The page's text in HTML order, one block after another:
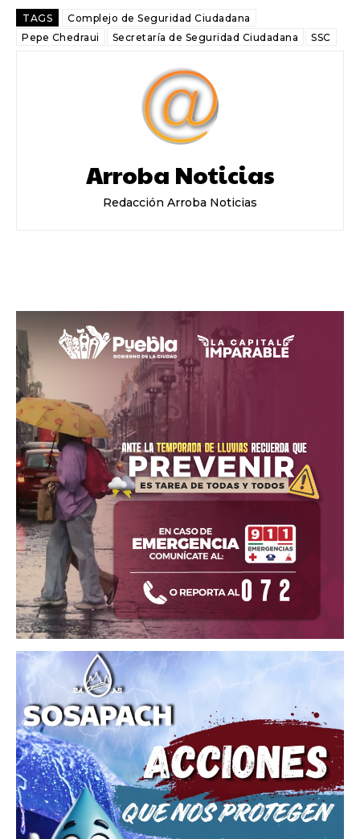
TAGS
Complejo de Seguridad Ciudadana
Pepe Chedraui
Secretaría de Seguridad Ciudadana SSC
Arroba Noticias
Redacción Arroba Noticias